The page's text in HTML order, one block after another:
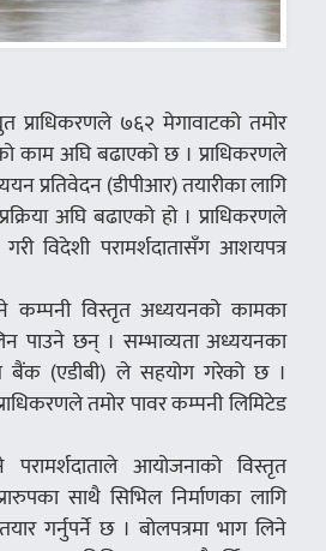
प्राधिकरणले ७६२ मेगावाटको तमोर
काम अघि बढाएको छ । प्राधिकरणले
प्रतिवेदन (डीपीआर) तयारीका लागि
अघि बढाएको हो । प्राधिकरणले
विदेशी परामर्शदातासँग आशयपत्र
कम्पनी विस्तृत अध्ययनको कामका
पाउने छन् । सम्भाव्यता अध्ययनका
बैंक (एडीबी) ले सहयोग गरेको छ ।
तमोर पावर कम्पनी लिमिटेड
परामर्शदाताले आयोजनाको विस्तृत
साथै सिभिल निर्माणका लागि
गर्नुपर्ने छ । बोलपत्रमा भाग लिने